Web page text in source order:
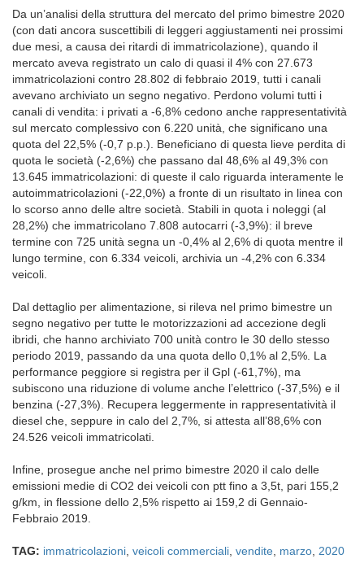
Da un’analisi della struttura del mercato del primo bimestre 2020
(con dati ancora suscettibili di leggeri aggiustamenti nei prossimi
due mesi, a causa dei ritardi di immatricolazione), quando il
mercato aveva registrato un calo di quasi il 4% con 27.673
immatricolazioni contro 28.802 di febbraio 2019, tutti i canali
avevano archiviato un segno negativo. Perdono volumi tutti i
canali di vendita: i privati a -6,8% cedono anche rappresentatività
sul mercato complessivo con 6.220 unità, che significano una
quota del 22,5% (-0,7 p.p.). Beneficiano di questa lieve perdita di
quota le società (-2,6%) che passano dal 48,6% al 49,3% con
13.645 immatricolazioni: di queste il calo riguarda interamente le
autoimmatricolazioni (-22,0%) a fronte di un risultato in linea con
lo scorso anno delle altre società. Stabili in quota i noleggi (al
28,2%) che immatricolano 7.808 autocarri (-3,9%): il breve
termine con 725 unità segna un -0,4% al 2,6% di quota mentre il
lungo termine, con 6.334 veicoli, archivia un -4,2% con 6.334
veicoli.
Dal dettaglio per alimentazione, si rileva nel primo bimestre un
segno negativo per tutte le motorizzazioni ad accezione degli
ibridi, che hanno archiviato 700 unità contro le 30 dello stesso
periodo 2019, passando da una quota dello 0,1% al 2,5%. La
performance peggiore si registra per il Gpl (-61,7%), ma
subiscono una riduzione di volume anche l’elettrico (-37,5%) e il
benzina (-27,3%). Recupera leggermente in rappresentatività il
diesel che, seppure in calo del 2,7%, si attesta all’88,6% con
24.526 veicoli immatricolati.
Infine, prosegue anche nel primo bimestre 2020 il calo delle
emissioni medie di CO2 dei veicoli con ptt fino a 3,5t, pari 155,2
g/km, in flessione dello 2,5% rispetto ai 159,2 di Gennaio-
Febbraio 2019.
TAG: immatricolazioni veicoli commerciali vendite marzo 2020